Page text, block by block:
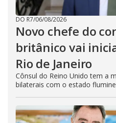
DO R7/06/08/2026
Novo chefe do
britânico vai
Rio de Janeiro
Cônsul do Reino Unido tem a
bilaterais com o estado